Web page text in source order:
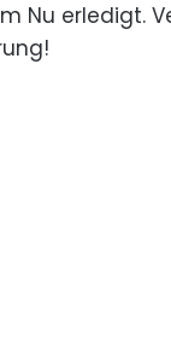
Nu erledigt.